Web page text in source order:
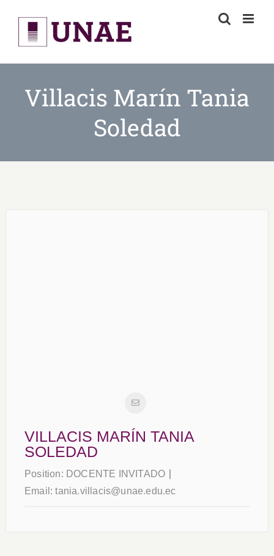
content
Villacis Marín Tania
Soledad
VILLACIS MARÍN TANIA
SOLEDAD
Position: DOCENTE INVITADO
Email:tania.villacis@unae.edu.ec